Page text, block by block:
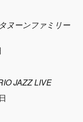
ヌーンファミリー
JAZZ LIVE